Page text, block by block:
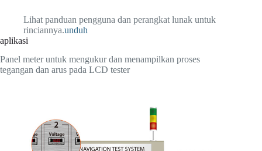
Lihat panduan pengguna dan perangkat lunak untuk
rinciannya.unduh
aplikasi
Panel meter untuk mengukur dan menampilkan proses
tegangan dan arus pada LCD tester